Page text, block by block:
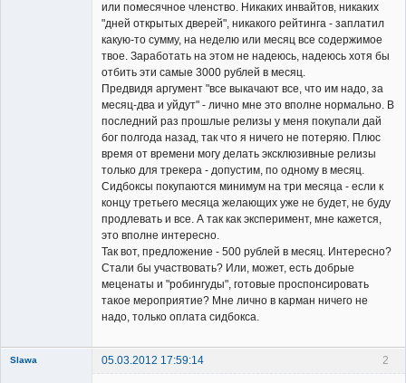
или помесячное членство. Никаких инвайтов, никаких
"дней открытых дверей", никакого рейтинга - заплатил
какую-то сумму, на неделю или месяц все содержимое
твое. Заработать на этом не надеюсь, надеюсь хотя бы
отбить эти самые 3000 рублей в месяц.
Предвидя аргумент "все выкачают все, что им надо, за
месяц-два и уйдут" - лично мне это вполне нормально. В
последний раз прошлые релизы у меня покупали дай
бог полгода назад, так что я ничего не потеряю. Плюс
время от времени могу делать эксклюзивные релизы
только для трекера - допустим, по одному в месяц.
Сидбоксы покупаются минимум на три месяца - если к
концу третьего месяца желающих уже не будет, не буду
продлевать и все. А так как эксперимент, мне кажется,
это вполне интересно.
Так вот, предложение - 500 рублей в месяц. Интересно?
Стали бы участвовать? Или, может, есть добрые
меценаты и "робингуды", готовые проспонсировать
такое мероприятие? Мне лично в карман ничего не
надо, только оплата сидбокса.
2
Slawa
05.03.2012 17:59:14